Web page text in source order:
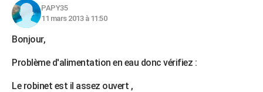
Dictionnaire
Biographies
Citations
Expressions
Proverbes
PROGRAMME TV
PAPY35
11 mars 2013 à 11:50
Bonjour,
Problème d'alimentation en eau donc vérifiez :
Le robinet est il assez ouvert ,